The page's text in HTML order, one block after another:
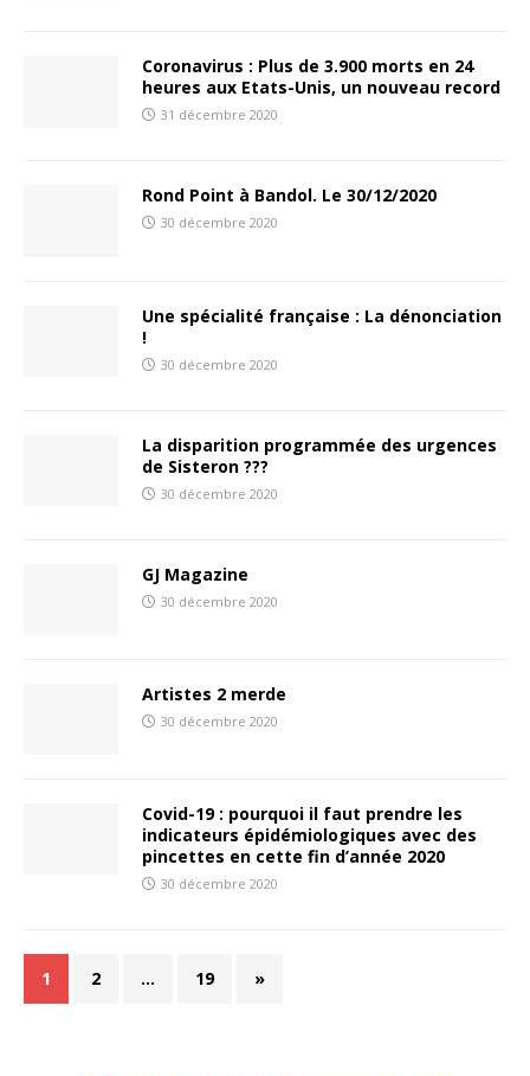
Coronavirus : Plus de 3.900 morts en 24
heures aux Etats-Unis, un nouveau record
31 décembre 2020
Rond Point à Bandol. Le 30/12/2020
30 décembre 2020
Une spécialité française : La dénonciation
!
30 décembre 2020
La disparition programmée des urgences
de Sisteron ???
30 décembre 2020
GJ Magazine
30 décembre 2020
Artistes 2 merde
30 décembre 2020
Covid-19 : pourquoi il faut prendre les
indicateurs épidémiologiques avec des
pincettes en cette fin d’année 2020
30 décembre 2020
1 2 … 19 »